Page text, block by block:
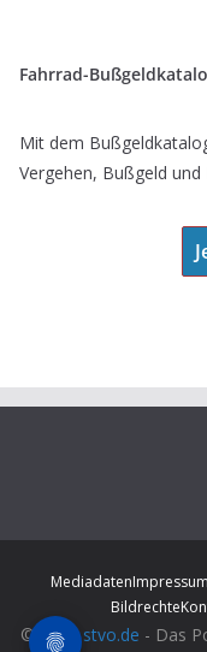
Fahrrad-
Mit dem
Vergehen, Bußgeld und
MediadatenImpressum
Bildrechte
© 2026stvo.de - Das